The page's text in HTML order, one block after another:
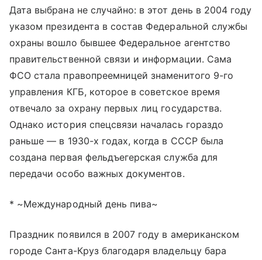
Дата выбрана не случайно: в этот день в 2004 году
указом президента в состав Федеральной службы
охраны вошло бывшее Федеральное агентство
правительственной связи и информации. Сама
ФСО стала правопреемницей знаменитого 9-го
управления КГБ, которое в советское время
отвечало за охрану первых лиц государства.
Однако история спецсвязи началась гораздо
раньше — в 1930-х годах, когда в СССР была
создана первая фельдъегерская служба для
передачи особо важных документов.
* ~Международный день пива~
Праздник появился в 2007 году в американском
городе Санта-Круз благодаря владельцу бара